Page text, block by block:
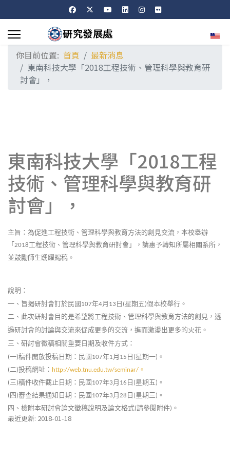
選擇
你目前位置: 首頁
最新消息
東南科技大學「2018工程技術、管理科學與教育研
討會」，
東南科技大學「2018工程
技術、管理科學與教育研
討會」，
主旨：為促進工程技術、管理科學與教育方法的創見交流，本校舉辦
「 2018工程技術、管理科學與教育研討會」，請惠予轉知所屬相關系所，
並鼓勵師生踴躍賜稿。
說明：
一、旨揭研討會訂於民國 107年4月 13 日 (星期五)假本校舉行。
二、此次研討會目的是希望將工程技術、管理科學與教育方法的創見，透
過研討會的討論與交流來促成更多的交流，進而激盪出更多的火花。
三、研討會徵稿相關重要日期及收件方式：
(一)稿件開放投稿日期：民國 107年1月 15 日 (星期一) 。
(二)投稿網址： http://web.tnu.edu.tw/seminar/ 。
(三)稿件收件截止日期：民國 107年3月 16 日 (星期五) 。
( 四 )審查結果通知日期：民國 107年3月 28 日 (星期三) 。
四、檢附本研討會論文徵稿說明及論文格式(請參閱附件) 。
最近更新: 2018-01-18